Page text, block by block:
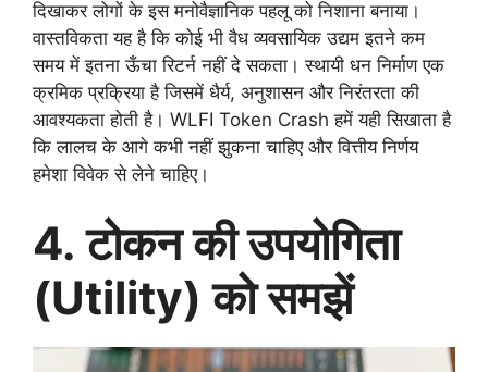
दिखाकर लोगों के इस मनोवैज्ञानिक पहलू को निशाना बनाया।
वास्तविकता यह है कि कोई भी वैध व्यवसायिक उद्यम इतने कम
समय में इतना ऊँचा रिटर्न नहीं दे सकता। स्थायी धन निर्माण एक
क्रमिक प्रक्रिया है जिसमें धैर्य, अनुशासन और निरंतरता की
आवश्यकता होती है। WLFI Token Crash हमें यही सिखाता है
कि लालच के आगे कभी नहीं झुकना चाहिए और वित्तीय निर्णय
हमेशा विवेक से लेने चाहिए।
4. टोकन की उपयोगिता
(Utility) को समझें